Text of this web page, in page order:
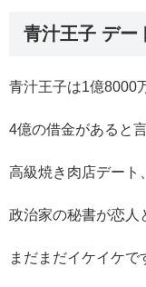
青汁王子 デ
青汁王子は1億8000
4億の借金があると
高級焼き肉店デート、
政治家の秘書が恋人
まだまだイケイケで